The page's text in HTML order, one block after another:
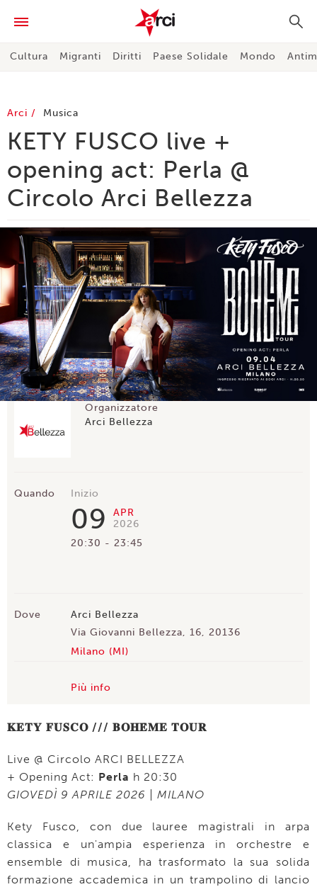
Cultura Migranti Diritti Paese Solidale Mondo
Arci Musica
KETY FUSCO live +
opening act: Perla @
Circolo Arci Bellezza
Organizzatore
Arci Bellezza
Quando Inizio
09
APR
2026
20:30
23:45
Dove
Arci Bellezza
Via Giovanni Bellezza, 16, 20136
Milano (MI)
Più info
𝐊𝐄𝐓𝐘 𝐅𝐔𝐒𝐂𝐎 /// 𝐁𝐎𝐇𝐄̀𝐌𝐄 𝐓𝐎𝐔𝐑
Live @ Circolo ARCI BELLEZZA
+ Opening Act: Perla h 20:30
GIOVEDÌ 9 APRILE 2026 | MILANO
Kety Fusco, con due lauree magistrali in arpa
classica e un'ampia esperienza in orchestre e
ensemble di musica, ha trasformato la sua solida
formazione accademica in un trampolino di lancio